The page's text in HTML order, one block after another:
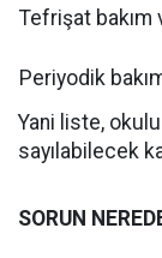
Tefrişat bakım
Periyodik
Yani liste,
sayılabilecek
SORUN